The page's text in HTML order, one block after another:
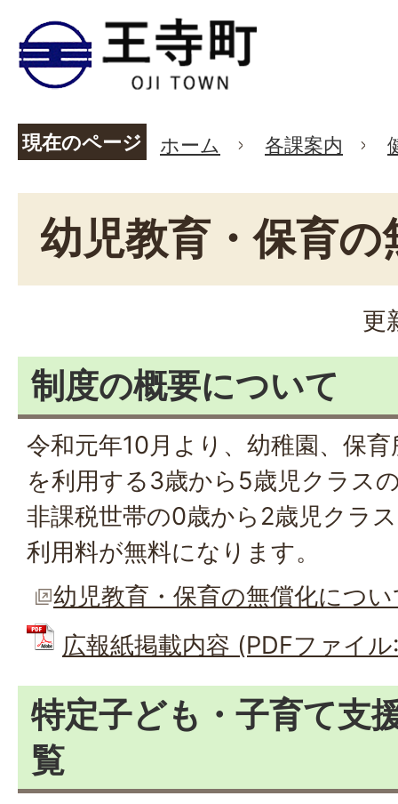
現在のページ ホーム 各課案内
幼児教育・保育の
更
制度の概要について
令和元年10月より、幼稚園、保
を利用する3歳から5歳児クラス
非課税世帯の0歳から2歳児クラ
利用料が無料になります。
幼児教育・保育の無償化につ
広報紙掲載内容 (PDFファイ
特定子ども・子育て支
覧